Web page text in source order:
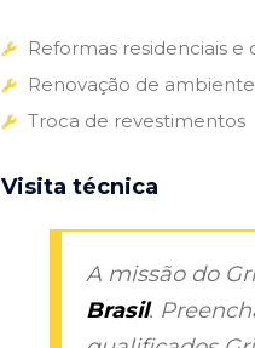
Reformas residenciais e
Renovação de
Troca de revestimentos
Visita técnica
A missão do
Brasil.